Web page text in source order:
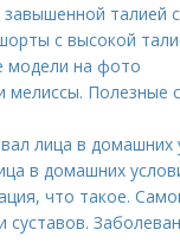
талией
с высокой
модели на фото
мелиссы. Полезные
лица в домашних
в домашних
что такое.
суставов.